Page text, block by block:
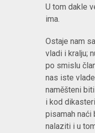
U tom dakle
ima.
Ostaje nam
vladi i kralju;
po smislu
nas iste
naměšteni
i kod
pisamah naći
nalaziti i u